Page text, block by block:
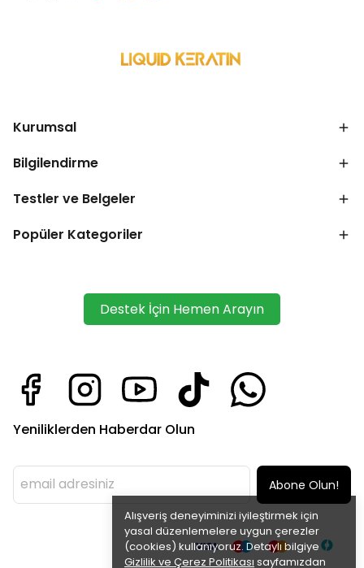
Alışveriş deneyiminizi iyileştirmek için
yasal düzenlemelere uygun çerezler
(cookies) kullanıyoruz. Detaylı bilgiye
Gizlilik ve Çerez Politikası sayfamızdan
Kurumsal
Bilgilendirme
Testler ve Belgeler
Popüler Kategoriler
Destek İçin Hemen Arayın
Yeniliklerden Haberdar Olun
Abone Olun!